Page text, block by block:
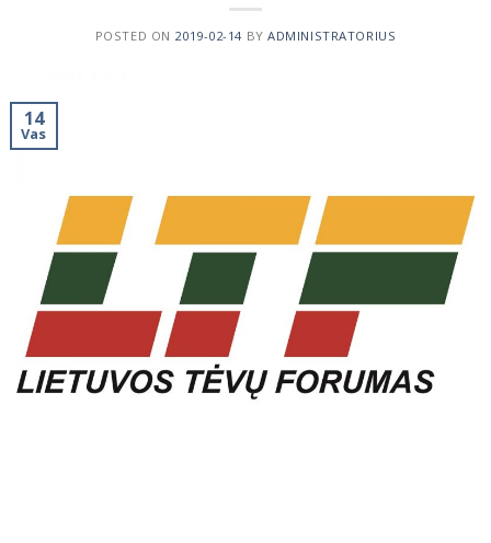
POSTED ON 2019-02-14 BYADMINISTRATORIUS
14
Vas